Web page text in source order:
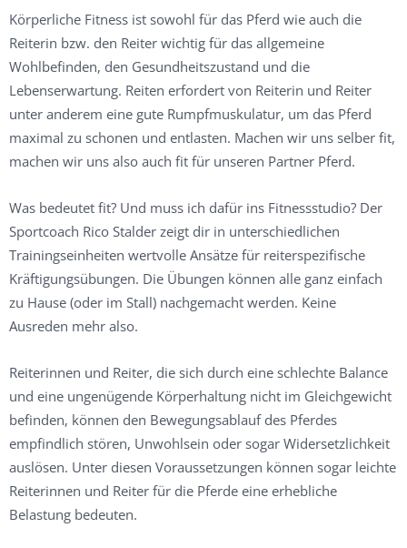
Körperliche Fitness ist sowohl für das Pferd wie auch die
Reiterin bzw. den Reiter wichtig für das allgemeine
Wohlbefinden, den Gesundheitszustand und die
Lebenserwartung. Reiten erfordert von Reiterin und Reiter
unter anderem eine gute Rumpfmuskulatur, um das Pferd
maximal zu schonen und entlasten. Machen wir uns selber fit,
machen wir uns also auch fit für unseren Partner Pferd.
Was bedeutet fit? Und muss ich dafür ins Fitnessstudio? Der
Sportcoach Rico Stalder zeigt dir in unterschiedlichen
Trainingseinheiten wertvolle Ansätze für reiterspezifische
Kräftigungsübungen. Die Übungen können alle ganz einfach
zu Hause (oder im Stall) nachgemacht werden. Keine
Ausreden mehr also.
Reiterinnen und Reiter, die sich durch eine schlechte Balance
und eine ungenügende Körperhaltung nicht im Gleichgewicht
befinden, können den Bewegungsablauf des Pferdes
empfindlich stören, Unwohlsein oder sogar Widersetzlichkeit
auslösen. Unter diesen Voraussetzungen können sogar leichte
Reiterinnen und Reiter für die Pferde eine erhebliche
Belastung bedeuten.